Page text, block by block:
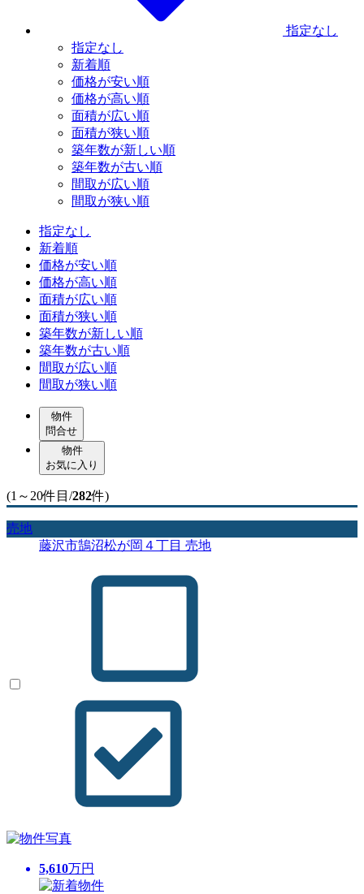
指定なし
指定なし
新着順
価格が安い順
価格が高い順
面積が広い順
面積が狭い順
築年数が新しい順
築年数が古い順
間取が広い順
間取が狭い順
指定なし
新着順
価格が安い順
価格が高い順
面積が広い順
面積が狭い順
築年数が新しい順
築年数が古い順
間取が広い順
間取が狭い順
物件
問合せ
物件
お気に入り
(1～20件目/282件)
売地
藤沢市鵠沼松が岡４丁目 売地
5,610万円